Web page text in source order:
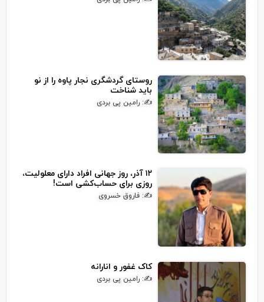
روستای گردشگری نجار پاوه را از نو
باید شناخت
✍: رامین پی بردی
۱۲ آذر، روز جهانی افراد دارای معلولیت،
روزی برای حساب‌کشی است!
✍: فاروق خسروی
کاک غفور و انارانه
✍: رامین پی بردی